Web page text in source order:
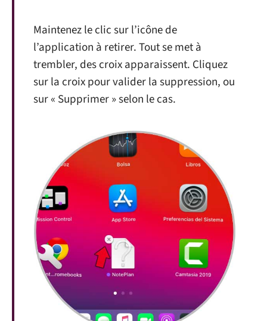
Maintenez le clic sur l’icône de
l’application à retirer. Tout se met à
trembler, des croix apparaissent. Cliquez
sur la croix pour valider la suppression, ou
sur « Supprimer » selon le cas.